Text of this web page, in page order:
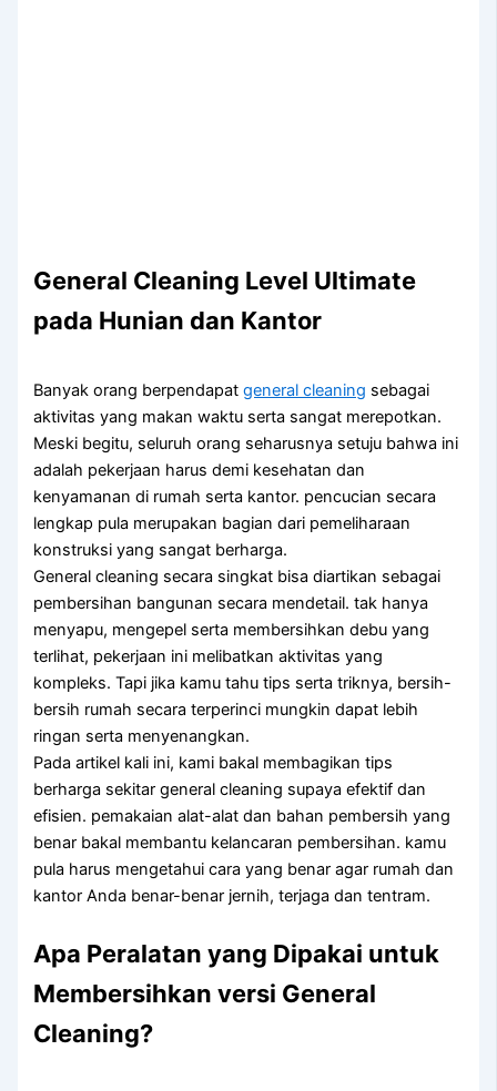
General Cleaning Level Ultimate
pada Hunian dan Kantor
Banyak orang berpendapatgeneral cleaning sebagai
aktivitas yang makan waktu serta sangat merepotkan.
Meski begitu, seluruh orang seharusnya setuju bahwa ini
adalah pekerjaan harus demi kesehatan dan
kenyamanan di rumah serta kantor. pencucian secara
lengkap pula merupakan bagian dari pemeliharaan
konstruksi yang sangat berharga.
General cleaning secara singkat bisa diartikan sebagai
pembersihan bangunan secara mendetail. tak hanya
menyapu, mengepel serta membersihkan debu yang
terlihat, pekerjaan ini melibatkan aktivitas yang
kompleks. Tapi jika kamu tahu tips serta triknya, bersih-
bersih rumah secara terperinci mungkin dapat lebih
ringan serta menyenangkan.
Pada artikel kali ini, kami bakal membagikan tips
berharga sekitar general cleaning supaya efektif dan
efisien. pemakaian alat-alat dan bahan pembersih yang
benar bakal membantu kelancaran pembersihan. kamu
pula harus mengetahui cara yang benar agar rumah dan
kantor Anda benar-benar jernih, terjaga dan tentram.
Apa Peralatan yang Dipakai untuk
Membersihkan versi General
Cleaning?